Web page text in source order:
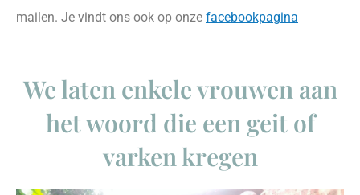
mailen. Je vindt ons ook op onze facebookpagina
We laten enkele vrouwen aan
het woord die een geit of
varken kregen